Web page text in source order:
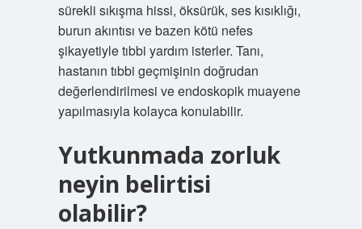
sürekli sıkışma hissi, öksürük, ses kısıklığı,
burun akıntısı ve bazen kötü nefes
şikayetiyle tıbbi yardım isterler. Tanı,
hastanın tıbbi geçmişinin doğrudan
değerlendirilmesi ve endoskopik muayene
yapılmasıyla kolayca konulabilir.
Yutkunmada zorluk
neyin belirtisi
olabilir?